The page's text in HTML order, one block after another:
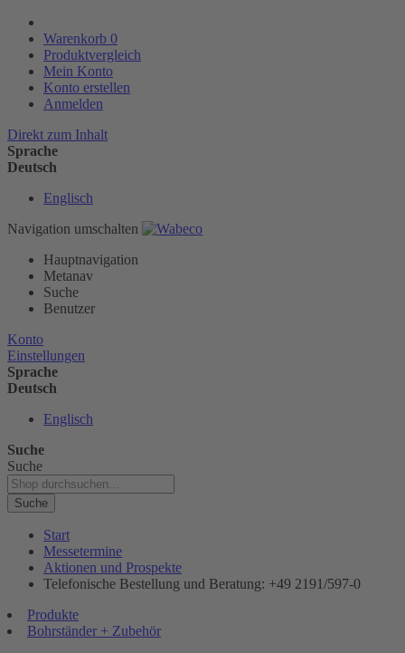
Warenkorb 0
Produktvergleich
Mein Konto
Konto erstellen
Anmelden
Direkt zum Inhalt
Sprache
Deutsch
Englisch
Navigation umschalten
Hauptnavigation
Metanav
Suche
Benutzer
Konto
Einstellungen
Sprache
Deutsch
Englisch
Suche
Suche
Suche
Start
Messetermine
Aktionen und Prospekte
Telefonische Bestellung und Beratung: +49 2191/597-0
Produkte
Bohrständer + Zubehör